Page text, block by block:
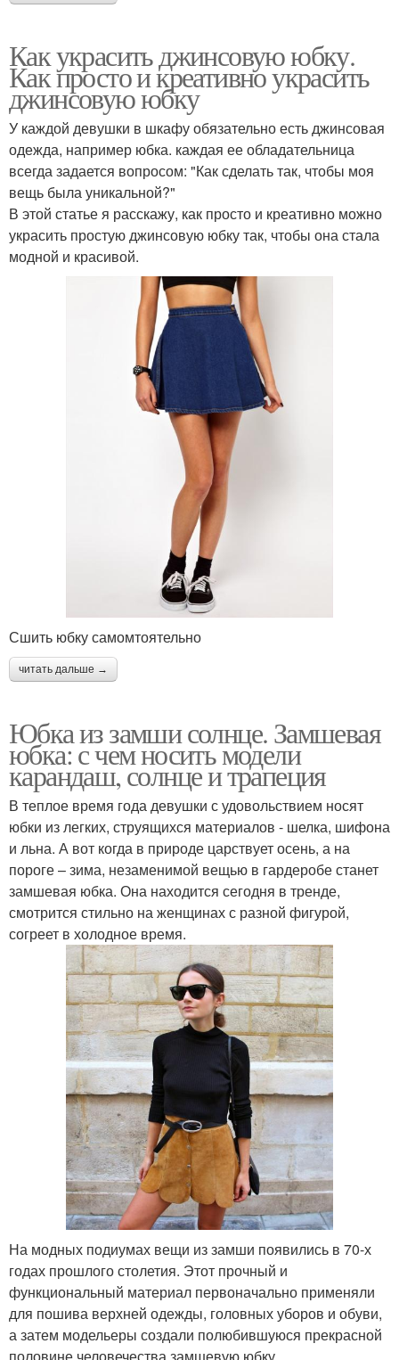
Как украсить джинсовую юбку.
Как просто и креативно украсить
джинсовую юбку
У каждой девушки в шкафу обязательно есть джинсовая
одежда, например юбка. каждая ее обладательница
всегда задается вопросом: "Как сделать так, чтобы моя
вещь была уникальной?"
В этой статье я расскажу, как просто и креативно можно
украсить простую джинсовую юбку так, чтобы она стала
модной и красивой.
Сшить юбку самомтоятельно
читать дальше →
Юбка из замши солнце. Замшевая
юбка: с чем носить модели
карандаш, солнце и трапеция
В теплое время года девушки с удовольствием носят
юбки из легких, струящихся материалов - шелка, шифона
и льна. А вот когда в природе царствует осень, а на
пороге – зима, незаменимой вещью в гардеробе станет
замшевая юбка. Она находится сегодня в тренде,
смотрится стильно на женщинах с разной фигурой,
согреет в холодное время.
На модных подиумах вещи из замши появились в 70-х
годах прошлого столетия. Этот прочный и
функциональный материал первоначально применяли
для пошива верхней одежды, головных уборов и обуви,
а затем модельеры создали полюбившуюся прекрасной